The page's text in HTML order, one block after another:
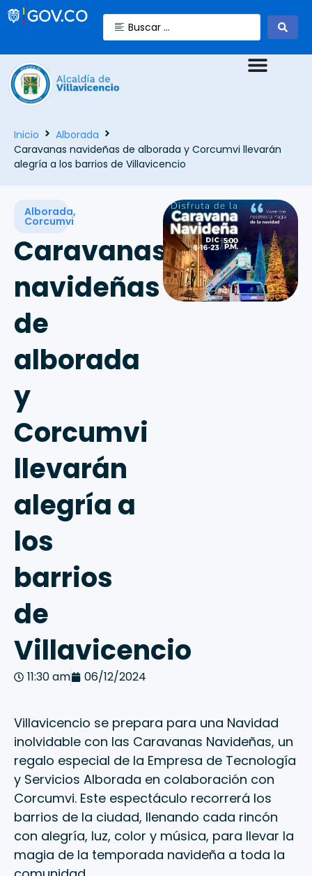
Inicio
Alborada
Caravanas navideñas de alborada y Corcumvi llevarán
alegría a los barrios de Villavicencio
Alborada,
Corcumvi
Caravanas
navideñas
de
alborada
y
Corcumvi
llevarán
alegría a
los
barrios
de
Villavicencio
11:30 am 06/12/2024
Villavicencio se prepara para una Navidad
inolvidable con las Caravanas Navideñas, un
regalo especial de la Empresa de Tecnología
y Servicios Alborada en colaboración con
Corcumvi. Este espectáculo recorrerá los
barrios de la ciudad, llenando cada rincón
con alegría, luz, color y música, para llevar la
magia de la temporada navideña a toda la